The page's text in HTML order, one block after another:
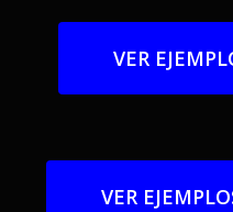
VER
VER